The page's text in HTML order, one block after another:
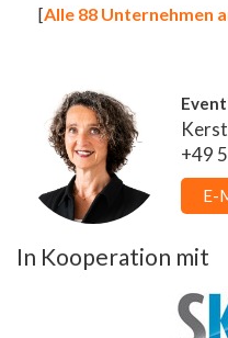
[Alle 88 Unternehmen
+49
E-
In Kooperation mit